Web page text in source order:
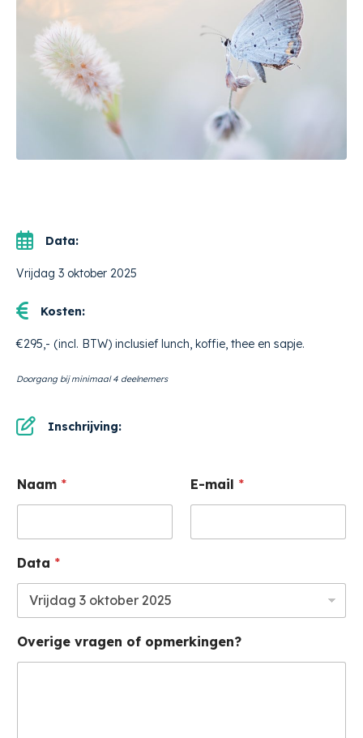
Data:
Vrijdag 3 oktober 2025
Kosten:
€295,- (incl. BTW) inclusief lunch, koffie, thee en sapje.
Doorgang bij minimaal 4 deelnemers
Inschrijving:
Naam * E-mail *
Data *
Overige vragen of opmerkingen?